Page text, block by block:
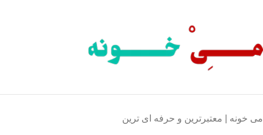
می خونه | معتبرترین و حرفه ای ترین